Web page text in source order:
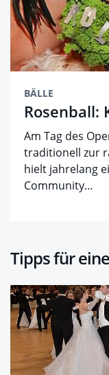
BÄLLE
Rosenball:
Am Tag des
traditionell zur
hielt jahrelang
Community…
Tipps für